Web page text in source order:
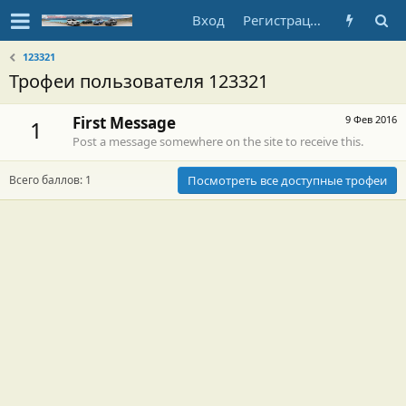
Вход Регистрация
123321
Трофеи пользователя 123321
1 9 Фев 2016
First Message
Post a message somewhere on the site to receive this.
Всего баллов: 1 Посмотреть все доступные трофеи